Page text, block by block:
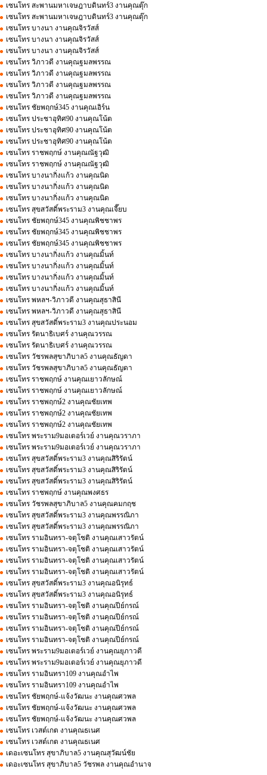
เซนโทร สะพานมหาเจษฎาบดินทร์3 งานคุณตุ๊ก
เซนโทร สะพานมหาเจษฎาบดินทร์3 งานคุณตุ๊ก
เซนโทร บางนา งานคุณจิรวัสส์
เซนโทร บางนา งานคุณจิรวัสส์
เซนโทร บางนา งานคุณจิรวัสส์
เซนโทร วิภาวดี งานคุณฐมลพรรณ
เซนโทร วิภาวดี งานคุณฐมลพรรณ
เซนโทร วิภาวดี งานคุณฐมลพรรณ
เซนโทร วิภาวดี งานคุณฐมลพรรณ
เซนโทร ชัยพฤกษ์345 งานคุณเอิร์น
เซนโทร ประชาอุทิศ90 งานคุณโน้ต
เซนโทร ประชาอุทิศ90 งานคุณโน้ต
เซนโทร ประชาอุทิศ90 งานคุณโน้ต
เซนโทร ราชพฤกษ์ งานคุณณัฐวุฒิ
เซนโทร ราชพฤกษ์ งานคุณณัฐวุฒิ
เซนโทร บางนากิ่งแก้ว งานคุณนิด
เซนโทร บางนากิ่งแก้ว งานคุณนิด
เซนโทร บางนากิ่งแก้ว งานคุณนิด
เซนโทร สุขสวัสดิ์พระราม3 งานคุณเจี๊ยบ
เซนโทร ชัยพฤกษ์345 งานคุณพิชชาพร
เซนโทร ชัยพฤกษ์345 งานคุณพิชชาพร
เซนโทร ชัยพฤกษ์345 งานคุณพิชชาพร
เซนโทร บางนากิ่งแก้ว งานคุณมิ้นท์
เซนโทร บางนากิ่งแก้ว งานคุณมิ้นท์
เซนโทร บางนากิ่งแก้ว งานคุณมิ้นท์
เซนโทร บางนากิ่งแก้ว งานคุณมิ้นท์
เซนโทร พหลฯ-วิภาวดี งานคุณสุธาสินี
เซนโทร พหลฯ-วิภาวดี งานคุณสุธาสินี
เซนโทร สุขสวัสดิ์พระราม3 งานคุณประนอม
เซนโทร รัตนาธิเบศร์ งานคุณวรรณ
เซนโทร รัตนาธิเบศร์ งานคุณวรรณ
เซนโทร วัชรพลสุขาภิบาล5 งานคุณธัญดา
เซนโทร วัชรพลสุขาภิบาล5 งานคุณธัญดา
เซนโทร ราชพฤกษ์ งานคุณเยาวลักษณ์
เซนโทร ราชพฤกษ์ งานคุณเยาวลักษณ์
เซนโทร ราชพฤกษ์2 งานคุณชัยเทพ
เซนโทร ราชพฤกษ์2 งานคุณชัยเทพ
เซนโทร ราชพฤกษ์2 งานคุณชัยเทพ
เซนโทร พระราม9มอเตอร์เวย์ งานคุณวราภา
เซนโทร พระราม9มอเตอร์เวย์ งานคุณวราภา
เซนโทร สุขสวัสดิ์พระราม3 งานคุณสิริรัตน์
เซนโทร สุขสวัสดิ์พระราม3 งานคุณสิริรัตน์
เซนโทร สุขสวัสดิ์พระราม3 งานคุณสิริรัตน์
เซนโทร ราชพฤกษ์ งานคุณพงศธร
เซนโทร วัชรพลสุขาภิบาล5 งานคุณคมกฤช
เซนโทร สุขสวัสดิ์พระราม3 งานคุณพรรณิภา
เซนโทร สุขสวัสดิ์พระราม3 งานคุณพรรณิภา
เซนโทร รามอินทรา-จตุโชติ งานคุณเสาวรัตน์
เซนโทร รามอินทรา-จตุโชติ งานคุณเสาวรัตน์
เซนโทร รามอินทรา-จตุโชติ งานคุณเสาวรัตน์
เซนโทร รามอินทรา-จตุโชติ งานคุณเสาวรัตน์
เซนโทร สุขสวัสดิ์พระราม3 งานคุณอนิรุทธ์
เซนโทร สุขสวัสดิ์พระราม3 งานคุณอนิรุทธ์
เซนโทร รามอินทรา-จตุโชติ งานคุณปีย์กรณ์
เซนโทร รามอินทรา-จตุโชติ งานคุณปีย์กรณ์
เซนโทร รามอินทรา-จตุโชติ งานคุณปีย์กรณ์
เซนโทร รามอินทรา-จตุโชติ งานคุณปีย์กรณ์
เซนโทร พระราม9มอเตอร์เวย์ งานคุณยุภาวดี
เซนโทร พระราม9มอเตอร์เวย์ งานคุณยุภาวดี
เซนโทร รามอินทรา109 งานคุณอำไพ
เซนโทร รามอินทรา109 งานคุณอำไพ
เซนโทร ชัยพฤกษ์-แจ้งวัฒนะ งานคุณศวพล
เซนโทร ชัยพฤกษ์-แจ้งวัฒนะ งานคุณศวพล
เซนโทร ชัยพฤกษ์-แจ้งวัฒนะ งานคุณศวพล
เซนโทร เวสต์เกต งานคุณธเนศ
เซนโทร เวสต์เกต งานคุณธเนศ
เดอะเซนโทร สุขาภิบาล5 งานคุณสุวัฒน์ชัย
เดอะเซนโทร สุขาภิบาล5 วัชรพล งานคุณอำนาจ